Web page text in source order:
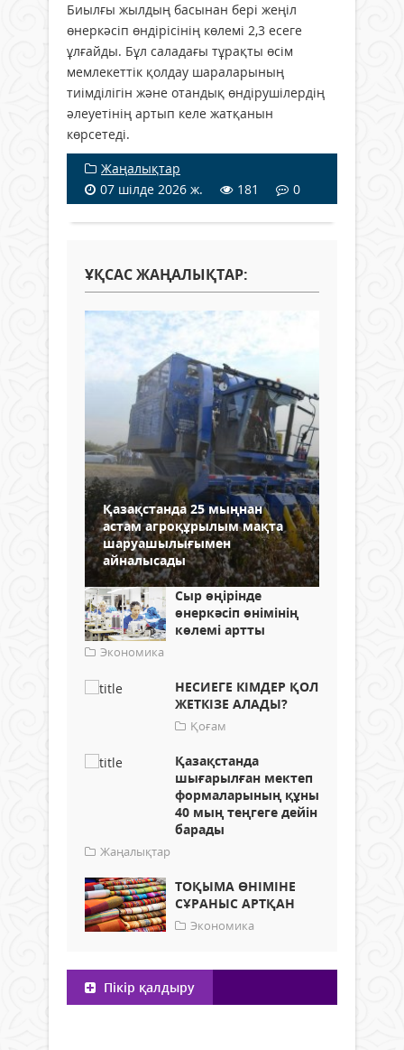
Биылғы жылдың басынан бері жеңіл
өнеркәсіп өндірісінің көлемі 2,3 есеге
ұлғайды. Бұл саладағы тұрақты өсім
мемлекеттік қолдау шараларының
тиімділігін және отандық өндірушілердің
әлеуетінің артып келе жатқанын
көрсетеді.
Жаңалықтар
07 шілде 2026 ж.
181 0
ҰҚСАС ЖАҢАЛЫҚТАР:
Қазақстанда 25 мыңнан
астам агроқұрылым мақта
шаруашылығымен
айналысады
Сыр өңірінде
өнеркәсіп өнімінің
көлемі артты
Экономика
НЕСИЕГЕ КІМДЕР ҚОЛ
ЖЕТКІЗЕ АЛАДЫ?
Қоғам
Қазақстанда
шығарылған мектеп
формаларының құны
40 мың теңгеге дейін
барады
Жаңалықтар
ТОҚЫМА ӨНІМІНЕ
СҰРАНЫС АРТҚАН
Экономика
Пікір қалдыру